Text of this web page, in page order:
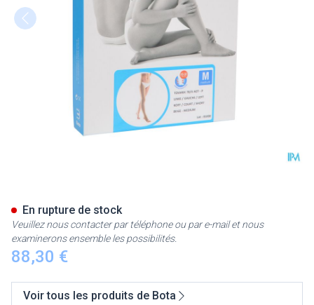
88,30 €
En rupture de stock
Veuillez nous contacter par téléphone ou par e-mail et nous
examinerons ensemble les possibilités.
Voir tous les produits de Bota